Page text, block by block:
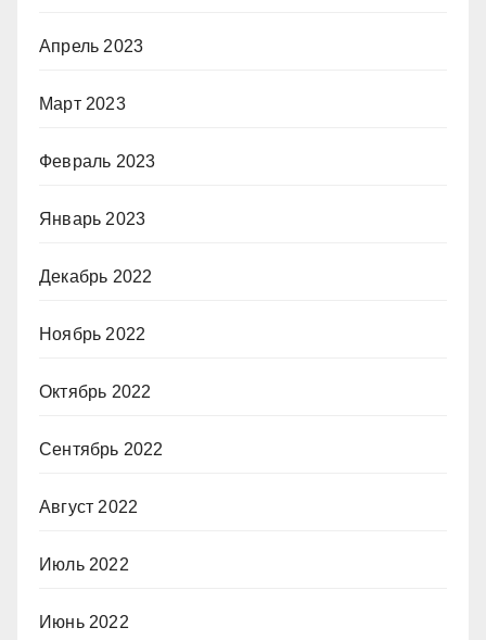
Апрель 2023
Март 2023
Февраль 2023
Январь 2023
Декабрь 2022
Ноябрь 2022
Октябрь 2022
Сентябрь 2022
Август 2022
Июль 2022
Июнь 2022